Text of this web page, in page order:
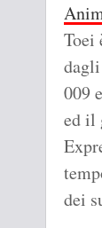
Toei
009
ed il
dei